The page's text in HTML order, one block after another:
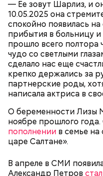
— Ее зовут Шарлиз, и
10.05.2025 она
спокойно появилась
прибытия в больницу
прошло всего полтора
чудо со светлыми
сделало нас еще
крепко держались за
партнерские роды,
написала актриса в
О беременности Лизы
ноябре прошлого
пополнении в семье
царе Салтане».
В апреле в СМИ
Александр Петров
Спагетти из
— В дыне содержится
представлен
хорошо, потому что
помнить, что сладкими
увлекаться, так же как
сахарным диабетом и
подчеркнула доктор.